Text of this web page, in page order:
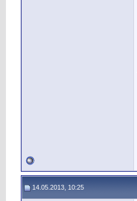
14.05.2013, 10:25